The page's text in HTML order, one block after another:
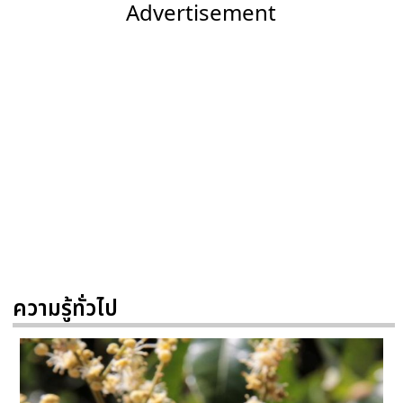
Advertisement
ความรู้ทั่วไป